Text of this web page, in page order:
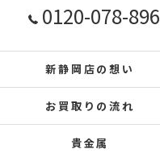
0120-078-896
新静岡店の想い
お買取りの流れ
貴金属